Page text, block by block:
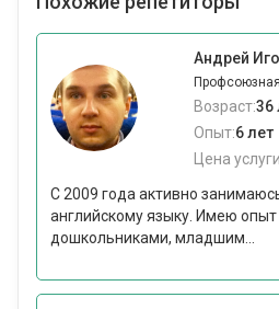
Андрей
Профсоюзная
Возраст:36
Опыт:6 лет
Цена
С 2009 года активно
английскому языку. Имею
дошкольниками, младшим...